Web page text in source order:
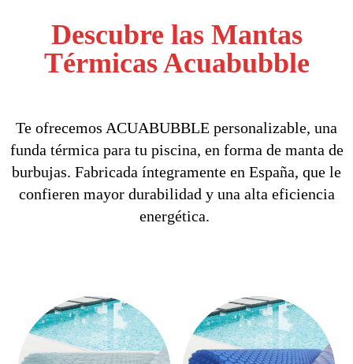
Descubre las Mantas
Térmicas Acuabubble
Te ofrecemos ACUABUBBLE personalizable, una
funda térmica para tu piscina, en forma de manta de
burbujas. Fabricada íntegramente en España, que le
confieren mayor durabilidad y una alta eficiencia
energética.